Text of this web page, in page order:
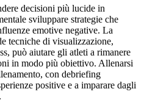
decisioni più lucide in
sviluppare strategie che
emotive negative. La
tecniche di visualizzazione,
può aiutare gli atleti a rimanere
in modo più obiettivo. Allenarsi
con debriefing
positive e a imparare dagli